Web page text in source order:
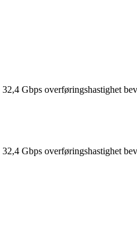
Gbps overføringshastighet
Gbps overføringshastighet